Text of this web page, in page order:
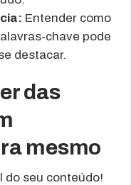
Entender como
chave pode
destacar.
das
mesmo
do seu conteúdo!